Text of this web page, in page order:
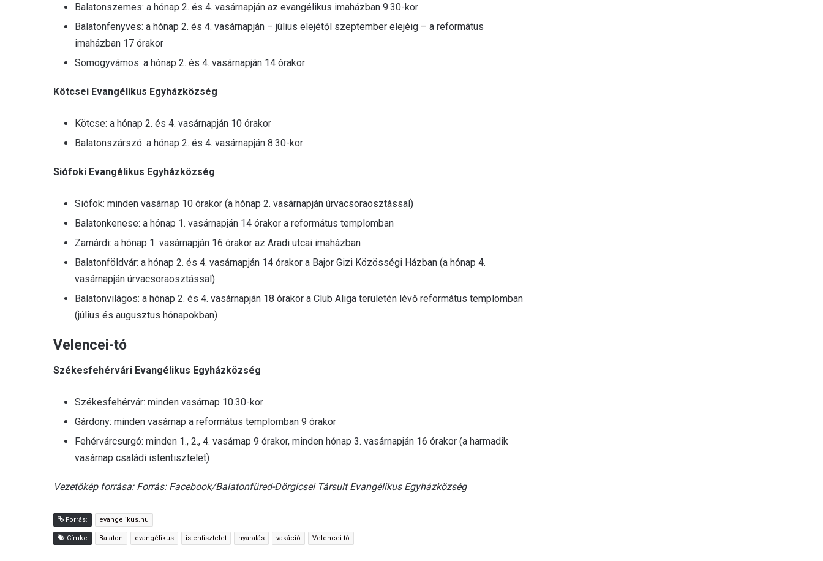
Balatonszemes: a hónap 2. és 4. vasárnapján az evangélikus imaházban 9.30-kor
Balatonfenyves: a hónap 2. és 4. vasárnapján – július elejétől szeptember elejéig – a református
imaházban 17 órakor
Somogyvámos: a hónap 2. és 4. vasárnapján 14 órakor
Kötcsei Evangélikus Egyházközség
Kötcse: a hónap 2. és 4. vasárnapján 10 órakor
Balatonszárszó: a hónap 2. és 4. vasárnapján 8.30-kor
Siófoki Evangélikus Egyházközség
Siófok: minden vasárnap 10 órakor (a hónap 2. vasárnapján úrvacsoraosztással)
Balatonkenese: a hónap 1. vasárnapján 14 órakor a református templomban
Zamárdi: a hónap 1. vasárnapján 16 órakor az Aradi utcai imaházban
Balatonföldvár: a hónap 2. és 4. vasárnapján 14 órakor a Bajor Gizi Közösségi Házban (a hónap 4.
vasárnapján úrvacsoraosztással)
Balatonvilágos: a hónap 2. és 4. vasárnapján 18 órakor a Club Aliga területén lévő református templomban
(július és augusztus hónapokban)
Velencei-​tó
Székesfehérvári Evangélikus Egyházközség
Székesfehérvár: minden vasárnap 10.30-kor
Gárdony: minden vasárnap a református templomban 9 órakor
Fehérvárcsurgó: minden 1., 2., 4. vasárnap 9 órakor, minden hónap 3. vasárnapján 16 órakor (a harmadik
vasárnap családi istentisztelet)
Vezetőkép forrása: Forrás: Facebook/Balatonfüred-Dörgicsei Társult Evangélikus Egyházközség
Forrás: evangelikus.hu
Címke Balaton evangélikus istentisztelet nyaralás vakáció Velencei tó